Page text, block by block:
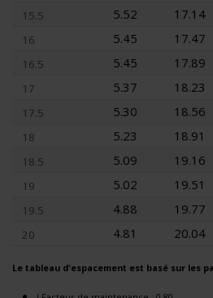
15.5 5.52 17.14
16 5.45 17.47
16.5 5.45 17.89
17 5.37 18.23
17.5 5.30 18.56
18 5.23 18.91
18.5 5.09 19.16
19 5.02 19.51
19.5 4.88 19.77
20 4.81 20.04
Le tableau d'espacement est basé sur les